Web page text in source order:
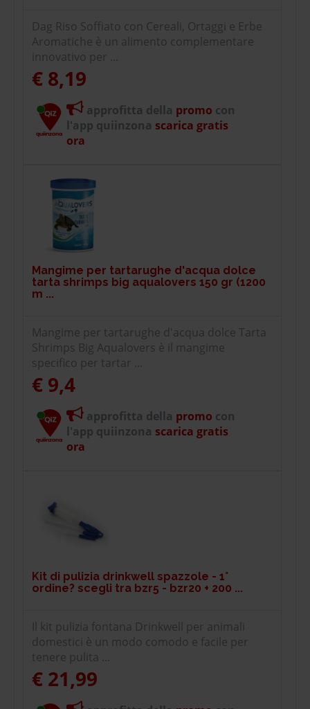
Dag Riso Soffiato con Cereali, Ortaggi e Erbe
Aromatiche è un alimento complementare
innovativo per ...
€ 8,19
approfitta della promo con
l'app quiinzona scarica gratis
ora
Mangime per tartarughe d'acqua dolce
tarta shrimps big aqualovers 150 gr (1200
m ...
Mangime per tartarughe d'acqua dolce Tarta
Shrimps Big Aqualovers è il mangime
specifico per tartar ...
€ 9,4
approfitta della promo con
l'app quiinzona scarica gratis
ora
Kit di pulizia drinkwell spazzole - 1°
ordine? scegli tra bzr5 - bzr20 + 200 ...
Il kit pulizia fontana Drinkwell per animali
domestici è un modo comodo e facile per
tenere pulita ...
€ 21,99